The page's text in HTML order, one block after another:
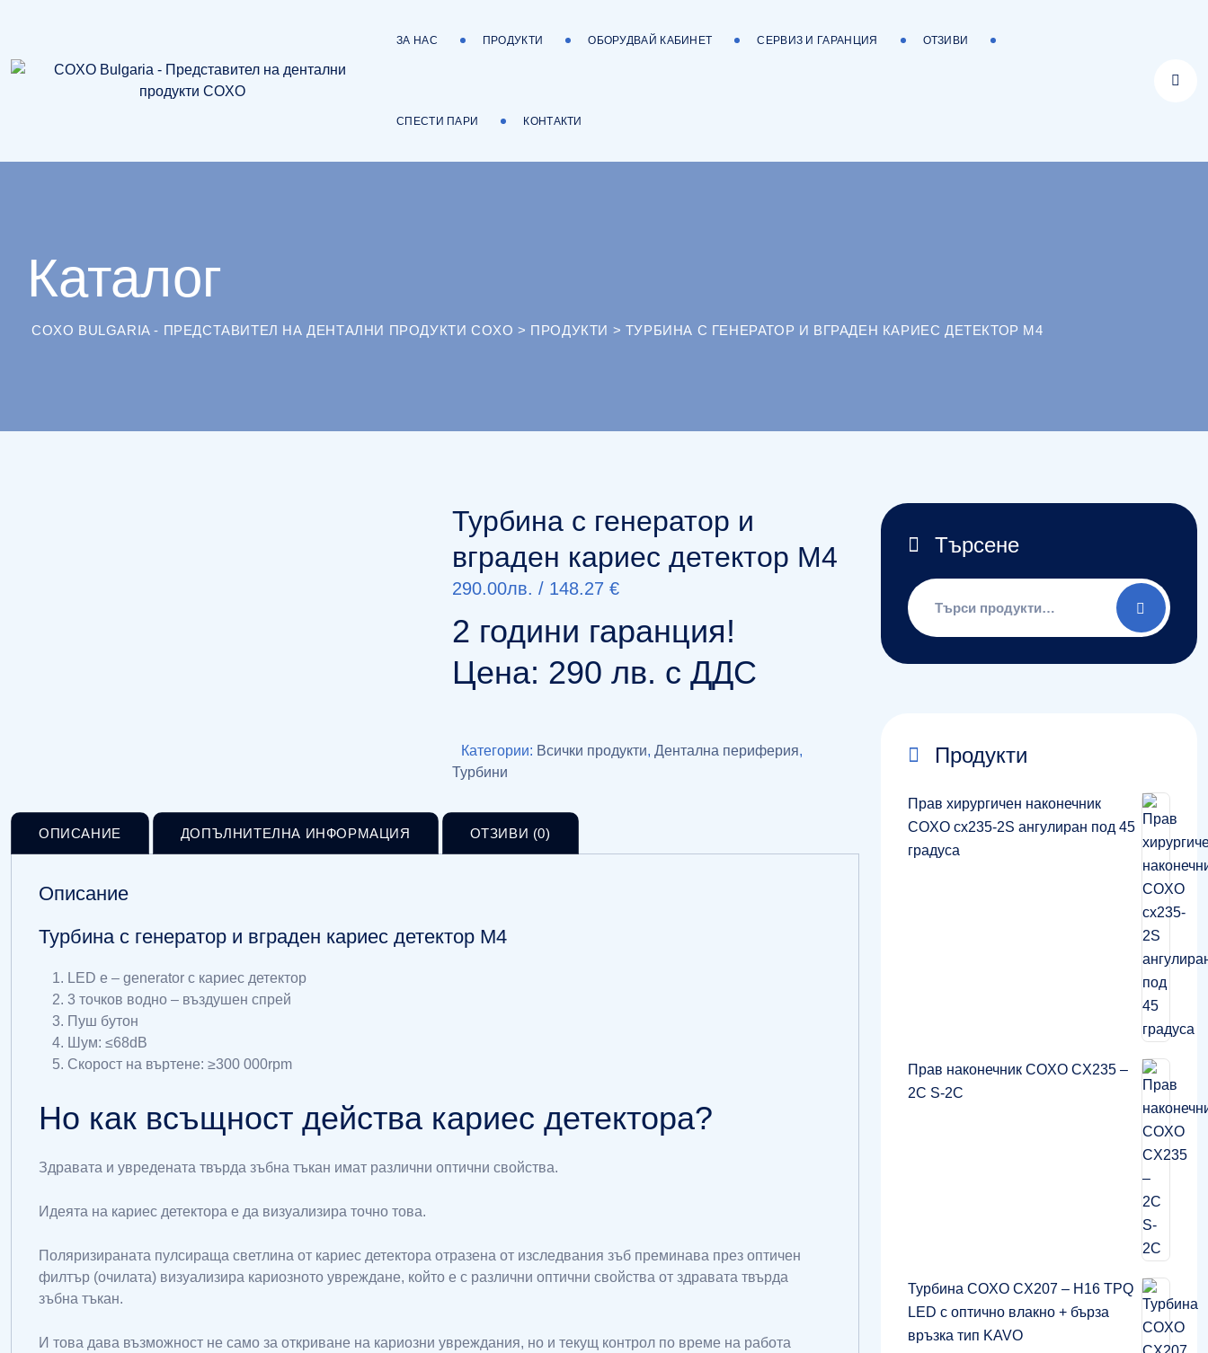
ЗА НАС ПРОДУКТИ ОБОРУДВАЙ КАБИНЕТ СЕРВИЗ И ГАРАНЦИЯ ОТЗИВИ
СПЕСТИ ПАРИ КОНТАКТИ
Каталог
COXO BULGARIA - ПРЕДСТАВИТЕЛ НА ДЕНТАЛНИ ПРОДУКТИ COXO > ПРОДУКТИ > ТУРБИНА С ГЕНЕРАТОР И ВГРАДЕН КАРИЕС ДЕТЕКТОР М4
Турбина с генератор и
вграден кариес детектор М4
290.00лв. / 148.27 €
2 години гаранция!
Цена: 290 лв. с ДДС
Категории: Всички продукти, Дентална периферия,
Турбини
ОПИСАНИЕ ДОПЪЛНИТЕЛНА ИНФОРМАЦИЯ ОТЗИВИ (0)
Описание
Турбина с генератор и вграден кариес детектор М4
LED e – generator с кариес детектор
3 точков водно – въздушен спрей
Пуш бутон
Шум: ≤68dB
Скорост на въртене: ≥300 000rpm
Но как всъщност действа кариес детектора?
Здравата и увредената твърда зъбна тъкан имат различни оптични свойства.
Идеята на кариес детектора е да визуализира точно това.
Поляризираната пулсираща светлина от кариес детектора отразена от изследвания зъб преминава през оптичен
филтър (очилата) визуализира кариозното увреждане, който е с различни оптични свойства от здравата твърда
зъбна тъкан.
И това дава възможност не само за откриване на кариозни увреждания, но и текущ контрол по време на работа
Търсене
Търсене
за:
Продукти
Прав хирургичен наконечник
COXO cx235-2S ангулиран под 45
градуса
Прав наконечник COXO CX235 –
2C S-2C
Турбина COXO CX207 – H16 TPQ
LED с оптично влакно + бърза
връзка тип KAVO